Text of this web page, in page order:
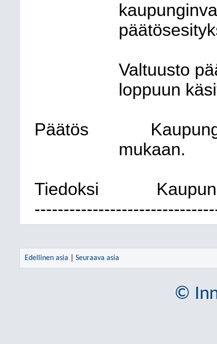
Valtuusto
loppuun
Päätös
mukaan.
Tiedoksi
Edellinen asia Seuraava asia
©